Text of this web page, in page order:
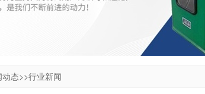
动态>>行业新闻